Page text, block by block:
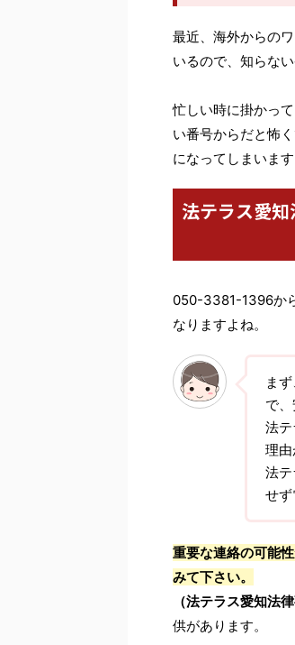
最近、海外からの
いるので、知らな
忙しい時に掛かっ
い番号からだと怖
になってしまいます
法テラス愛
050-3381-1396か
なりますよね。
ま
で
法
理由
法
せず
重要な連絡の可能
みて下さい。
（法テラス愛知法律
供があります。